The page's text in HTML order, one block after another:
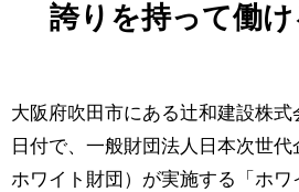
誇りを持って働け
大阪府吹田市にある辻和建設株
日付で、一般財団法人日本次世代
ホワイト財団）が実施する「ホ